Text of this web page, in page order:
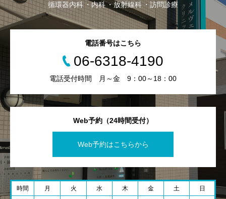
循環器内科 内科 放射線科 訪問診療
Web予約（24時間受付）
Web予約はこちらから
電話番号はこちら
06-6318-4190
電話受付時間 月～金 9：00～18：00
時間 月 火 水 木 金 土 日